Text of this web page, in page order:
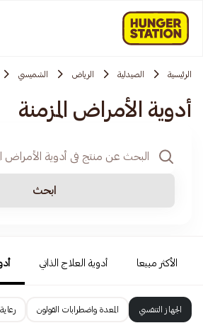
الرئيسية الصيدلية الرياض الشميسي
أدوية الأمراض المزمنة
ابحث
الأكثر مبيعا أدوية العلاج الذاتي
الجهاز التنفسي المعدة واضطرابات القولون